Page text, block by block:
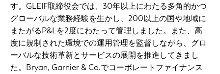
す。GLEIF取締役会では、30年以上にわたる多角的かつ
グローバルな業務経験を生かし、200以上の国や地域に
またがるP&Lを2度にわたって管理しました。また、高
度に規制された環境での運用管理を監督しながら、グロ
ーバルな技術革新とサービスの展開を推進してきまし
た。Bryan, Garnier & Co.でコーポレートファイナンス